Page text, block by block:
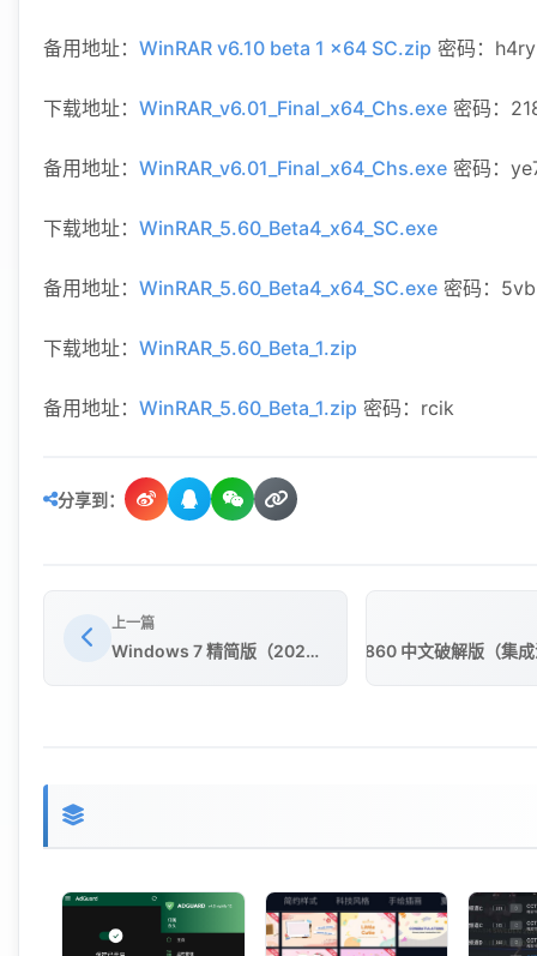
备用地址： WinRAR v6.10 beta 1 x64 SC.zip 密码：h4ry
下载地址： WinRAR_v6.01_Final_x64_Chs.exe 密码：
备用地址： WinRAR_v6.01_Final_x64_Chs.exe 密码：
下载地址： WinRAR_5.60_Beta4_x64_SC.exe
备用地址： WinRAR_5.60_Beta4_x64_SC.exe 密码：
下载地址： WinRAR_5.60_Beta_1.zip
备用地址： WinRAR_5.60_Beta_1.zip 密码：rcik
分享到：
上一篇
Windows 7 精简版（2026年05月by@不忘初心 ）
软碟通UltraISO 9.7.6.3860 中文破解版（集